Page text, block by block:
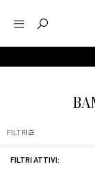
FILTRI ATTIVI:
FILTRI